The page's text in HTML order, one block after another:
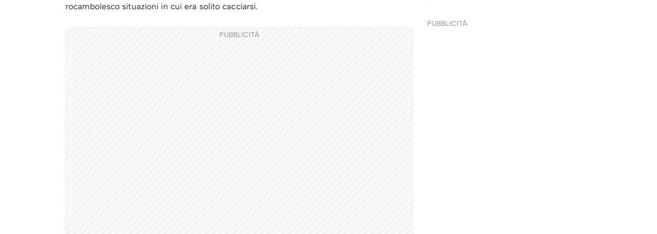
rocambolesco situazioni in cui era solito cacciarsi.
PUBBLICITÀ
PUBBLICITÀ